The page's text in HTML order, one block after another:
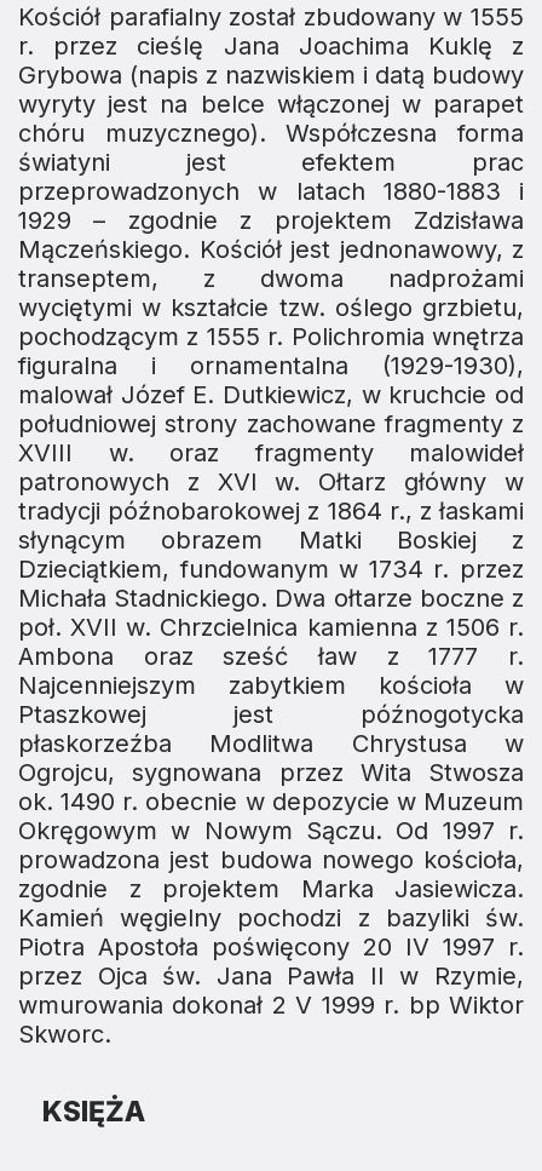
Kościół parafialny został zbudowany w 1555
r. przez cieślę Jana Joachima Kuklę z
Grybowa (napis z nazwiskiem i datą budowy
wyryty jest na belce włączonej w parapet
chóru muzycznego). Współczesna forma
światyni jest efektem prac
przeprowadzonych w latach 1880-1883 i
1929 – zgodnie z projektem Zdzisława
Mączeńskiego. Kościół jest jednonawowy, z
transeptem, z dwoma nadprożami
wyciętymi w kształcie tzw. oślego grzbietu,
pochodzącym z 1555 r. Polichromia wnętrza
figuralna i ornamentalna (1929-1930),
malował Józef E. Dutkiewicz, w kruchcie od
południowej strony zachowane fragmenty z
XVIII w. oraz fragmenty malowideł
patronowych z XVI w. Ołtarz główny w
tradycji późnobarokowej z 1864 r., z łaskami
słynącym obrazem Matki Boskiej z
Dzieciątkiem, fundowanym w 1734 r. przez
Michała Stadnickiego. Dwa ołtarze boczne z
poł. XVII w. Chrzcielnica kamienna z 1506 r.
Ambona oraz sześć ław z 1777 r.
Najcenniejszym zabytkiem kościoła w
Ptaszkowej jest późnogotycka
płaskorzeźba Modlitwa Chrystusa w
Ogrojcu, sygnowana przez Wita Stwosza
ok. 1490 r. obecnie w depozycie w Muzeum
Okręgowym w Nowym Sączu. Od 1997 r.
prowadzona jest budowa nowego kościoła,
zgodnie z projektem Marka Jasiewicza.
Kamień węgielny pochodzi z bazyliki św.
Piotra Apostoła poświęcony 20 IV 1997 r.
przez Ojca św. Jana Pawła II w Rzymie,
wmurowania dokonał 2 V 1999 r. bp Wiktor
Skworc.
KSIĘŻA